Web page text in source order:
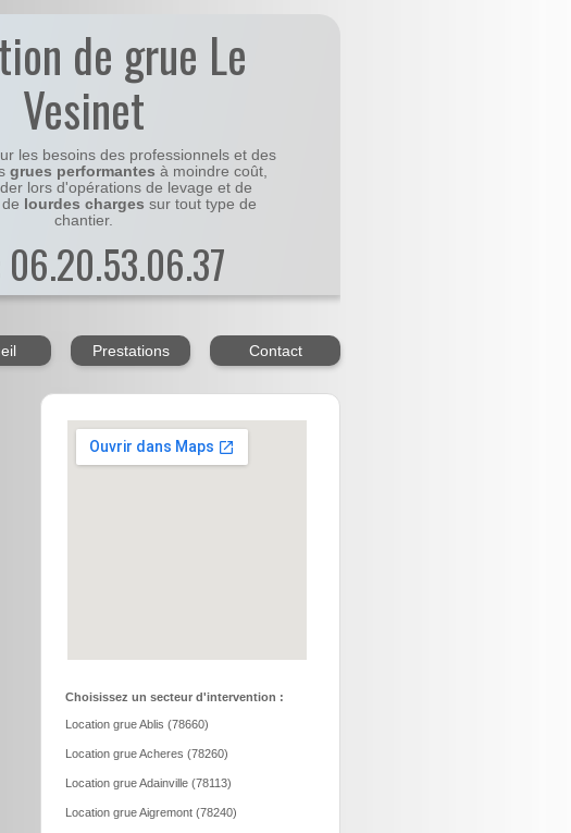
de grue Le
Vesinet
les besoins des professionnels et des
grues performantes à moindre coût,
lors d'opérations de levage et de
lourdes charges sur tout type de
chantier.
06.20.53.06.37
Prestations Contact
Choisissez un secteur d'intervention :
Location grue Ablis (78660)
Location grue Acheres (78260)
Location grue Adainville (78113)
Location grue Aigremont (78240)